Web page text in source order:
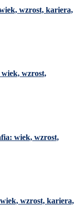
wzrost, kariera,
wzrost,
wiek, wzrost,
wzrost, kariera,